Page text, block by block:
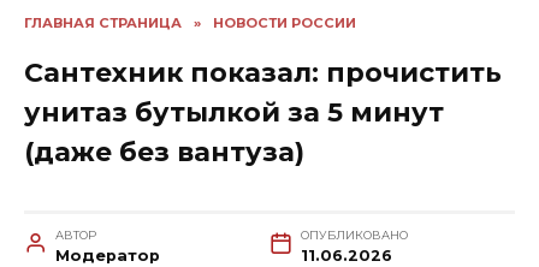
ГЛАВНАЯ СТРАНИЦА » НОВОСТИ РОССИИ
Сантехник показал: прочистить
унитаз бутылкой за 5 минут
(даже без вантуза)
АВТОР
Модератор
ОПУБЛИКОВАНО
11.06.2026